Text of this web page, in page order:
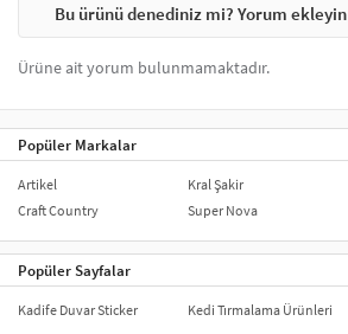
Bu ürünü denediniz mi? Yorum ekleyin
Ürüne ait yorum bulunmamaktadır.
Popüler Markalar
Artikel
Craft Country
Kral Şakir
Super Nova
Popüler Sayfalar
Kadife Duvar Sticker Kedi Tırmalama Ürünleri